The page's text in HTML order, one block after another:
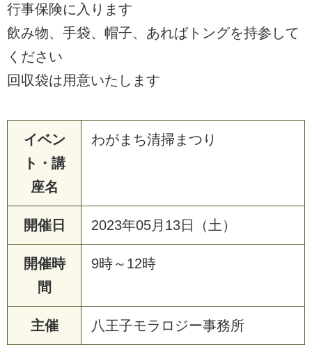
行事保険に入ります
飲み物、手袋、帽子、あればトングを持参して
ください
回収袋は用意いたします
イベン
ト・講
座名
わがまち清掃まつり
開催日 2023年05月13日（土）
開催時
間
9時～12時
主催 八王子モラロジー事務所